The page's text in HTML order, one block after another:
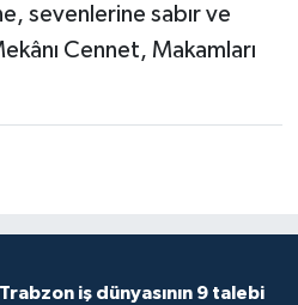
sevenlerine sabır ve
Cennet, Makamları
Trabzon iş dünyasının 9 talebi